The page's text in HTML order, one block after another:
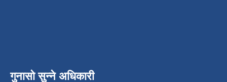
गुनासो सुन्ने अधिकारी